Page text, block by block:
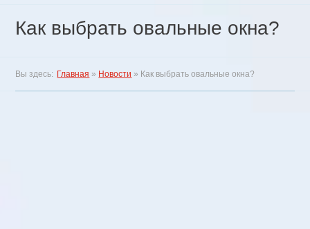
Как выбрать овальные окна?
Вы здесь: Главная » Новости » Как выбрать овальные окна?